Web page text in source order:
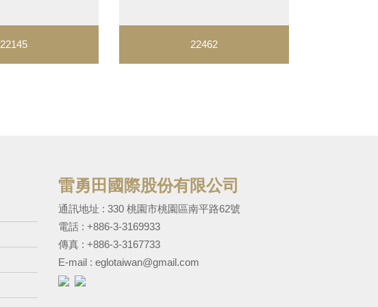
22145 22462
雷勇田國際股份有限公司
通訊地址 : 330 桃園市桃園區南平路62號
電話 : +886-3-3169933
傳真 : +886-3-3167733
E-mail : eglotaiwan@gmail.com